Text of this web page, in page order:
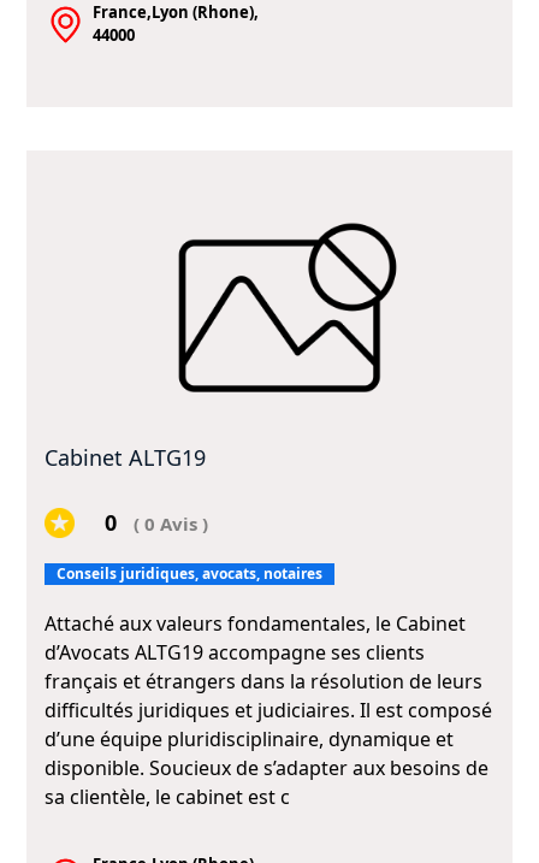
France,Lyon (Rhone),
44000
Cabinet ALTG19
0 ( 0 Avis )
Conseils juridiques, avocats, notaires
Attaché aux valeurs fondamentales, le Cabinet
d’Avocats ALTG19 accompagne ses clients
français et étrangers dans la résolution de leurs
difficultés juridiques et judiciaires. Il est composé
d’une équipe pluridisciplinaire, dynamique et
disponible. Soucieux de s’adapter aux besoins de
sa clientèle, le cabinet est c